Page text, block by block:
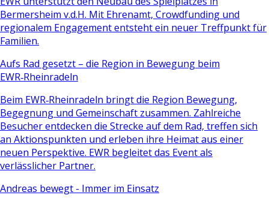
Bermersheim v.d.H. Mit Ehrenamt, Crowdfunding und
regionalem Engagement entsteht ein neuer Treffpunkt für
Familien.
Aufs Rad gesetzt – die Region in Bewegung beim
EWR‑Rheinradeln
Beim EWR‑Rheinradeln bringt die Region Bewegung,
Begegnung und Gemeinschaft zusammen. Zahlreiche
Besucher entdecken die Strecke auf dem Rad, treffen sich
an Aktionspunkten und erleben ihre Heimat aus einer
neuen Perspektive. EWR begleitet das Event als
verlässlicher Partner.
Andreas bewegt - Immer im Einsatz